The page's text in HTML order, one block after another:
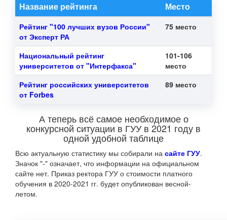
Название рейтинга Место
Рейтинг "100 лучших вузов России"
от Эксперт РА
75 место
Национальный рейтинг
университетов от "Интерфакса"
101-106
место
Рейтинг российских университетов
от Forbes
89 место
А теперь всё самое необходимое о
конкурсной ситуации в ГУУ в 2021 году в
одной удобной таблице
Всю актуальную статистику мы собирали на сайте ГУУ.
Значок "-" означает, что информации на официальном
сайте нет. Приказ ректора ГУУ о стоимости платного
обучения в 2020-2021 гг. будет опубликован весной-
летом.